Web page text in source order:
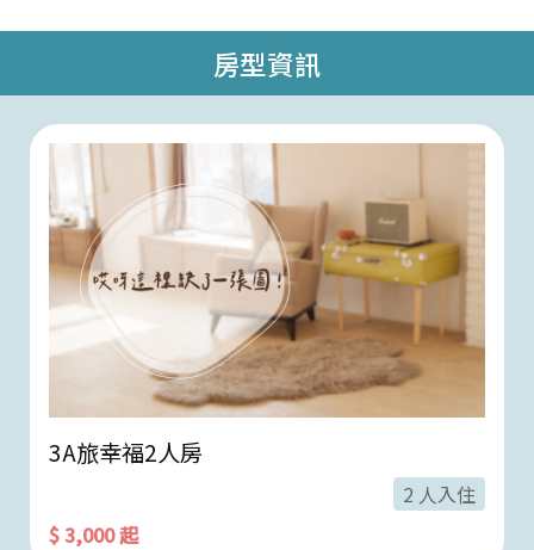
房型資訊
3A旅幸福2人房
2 人入住
$ 3,000 起